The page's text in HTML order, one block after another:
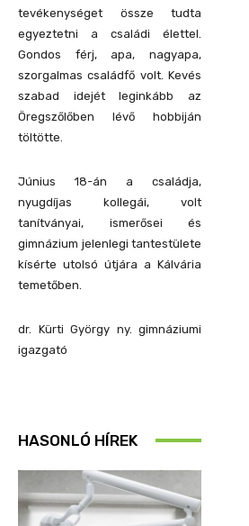
tevékenységet össze tudta
egyeztetni a családi élettel.
Gondos férj, apa, nagyapa,
szorgalmas családfő volt. Kevés
szabad idejét leginkább az
Öregszőlőben lévő hobbiján
töltötte.
Június 18-án a családja,
nyugdíjas kollegái, volt
tanítványai, ismerősei és
gimnázium jelenlegi tantestülete
kísérte utolsó útjára a Kálvária
temetőben.
dr. Kürti György ny. gimnáziumi
igazgató
HASONLÓ HÍREK